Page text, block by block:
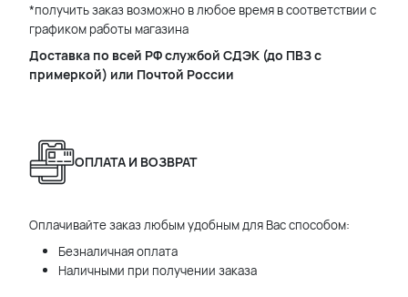
*получить заказ возможно в любое время в соответствии с
графиком работы магазина
Доставка по всей РФ службой СДЭК (до ПВЗ с
примеркой) или Почтой России
ОПЛАТА И ВОЗВРАТ
Оплачивайте заказ любым удобным для Вас способом:
Безналичная оплата
Наличными при получении заказа